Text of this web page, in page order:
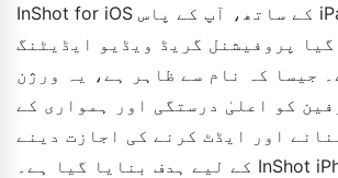
InShot for iOS کے ساتھ، آپ کے پاس iPad اور macOS
پروفیشنل گریڈ ویڈیو ایڈیٹنگ
جیسا کہ نام سے ظاہر ہے، یہ ورژن
کو اعلیٰ درستگی اور ہمواری کے
اور ایڈٹ کرنے کی اجازت دینے
کے لیے ہدف بنایا گیا ہے۔ InShot iPhone پروگرام